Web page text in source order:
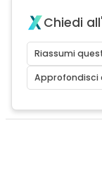
Chiedi
Riassumi
Approfondisci